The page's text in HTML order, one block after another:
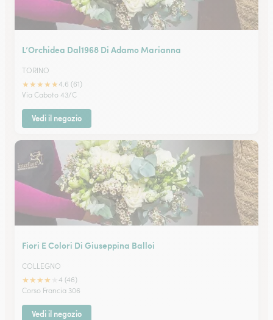
L’Orchidea Dal1968 Di Adamo Marianna
TORINO
★★★★★4.6 (61)
Via Caboto 43/C
Vedi il negozio
Fiori E Colori Di Giuseppina Balloi
COLLEGNO
★★★★
4 (46)
Corso Francia 306
Vedi il negozio